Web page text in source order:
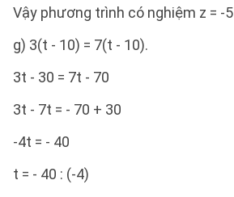
Vậy phương trình có nghiệm z = -5
g) 3(t - 10) = 7(t - 10).
3t - 30 = 7t - 70
3t - 7t = - 70 + 30
-4t = - 40
t = - 40 : (-4)